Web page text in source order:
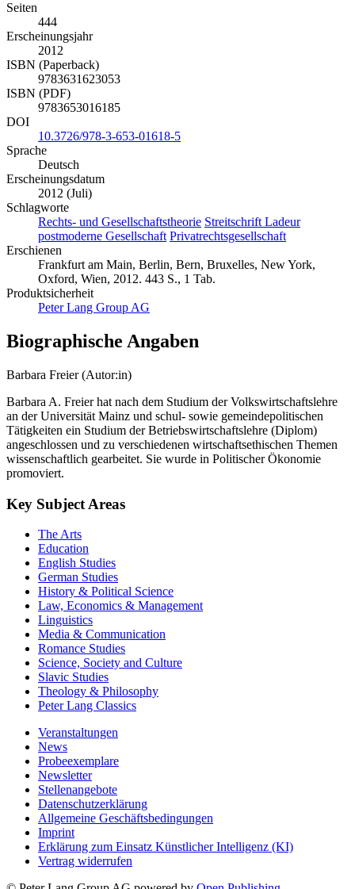
Seiten
444
Erscheinungsjahr
2012
ISBN (Paperback)
9783631623053
ISBN (PDF)
9783653016185
DOI
10.3726/978-3-653-01618-5
Sprache
Deutsch
Erscheinungsdatum
2012 (Juli)
Schlagworte
Rechts- und Gesellschaftstheorie Streitschrift Ladeur
postmoderne Gesellschaft Privatrechtsgesellschaft
Erschienen
Frankfurt am Main, Berlin, Bern, Bruxelles, New York,
Oxford, Wien, 2012. 443 S., 1 Tab.
Produktsicherheit
Peter Lang Group AG
Biographische Angaben
Barbara Freier (Autor:in)
Barbara A. Freier hat nach dem Studium der Volkswirtschaftslehre
an der Universität Mainz und schul- sowie gemeindepolitischen
Tätigkeiten ein Studium der Betriebswirtschaftslehre (Diplom)
angeschlossen und zu verschiedenen wirtschaftsethischen Themen
wissenschaftlich gearbeitet. Sie wurde in Politischer Ökonomie
promoviert.
Key Subject Areas
The Arts
Education
English Studies
German Studies
History & Political Science
Law, Economics & Management
Linguistics
Media & Communication
Romance Studies
Science, Society and Culture
Slavic Studies
Theology & Philosophy
Peter Lang Classics
Veranstaltungen
News
Probeexemplare
Newsletter
Stellenangebote
Datenschutzerklärung
Allgemeine Geschäftsbedingungen
Imprint
Erklärung zum Einsatz Künstlicher Intelligenz (KI)
Vertrag widerrufen